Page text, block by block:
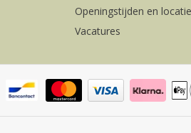
Openingstijden en locatie
Vacatures